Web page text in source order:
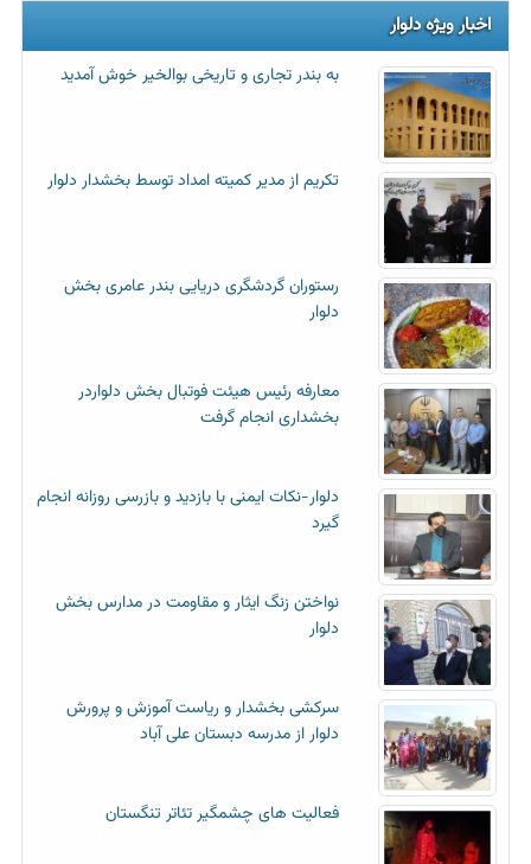
اخبار ویژه دلوار
به بندر تجاری و تاریخی بوالخیر خوش آمدید
تکریم از مدیر کمیته امداد توسط بخشدار دلوار
رستوران گردشگری دریایی بندر عامری بخش
دلوار
معارفه رئیس هیئت فوتبال بخش دلواردر
بخشداری انجام گرفت
دلوار-نکات ایمنی با بازدید و بازرسی روزانه انجام
گیرد
نواختن زنگ ایثار و مقاومت در مدارس بخش
دلوار
سرکشی بخشدار و ریاست آموزش و پرورش
دلوار از مدرسه دبستان علی آباد
فعالیت های چشمگیر تئاتر تنگستان